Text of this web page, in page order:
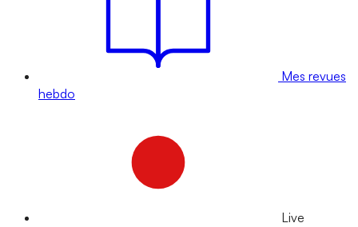
Mes revues
hebdo
Live